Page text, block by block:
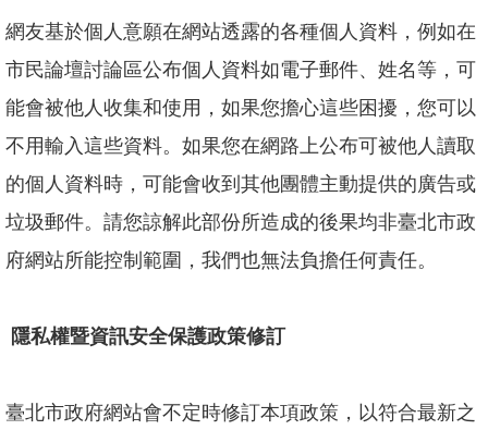
網友基於個人意願在網站透露的各種個人資料，例如在
市民論壇討論區公布個人資料如電子郵件、姓名等，可
能會被他人收集和使用，如果您擔心這些困擾，您可以
不用輸入這些資料。如果您在網路上公布可被他人讀取
的個人資料時，可能會收到其他團體主動提供的廣告或
垃圾郵件。請您諒解此部份所造成的後果均非臺北市政
府網站所能控制範圍，我們也無法負擔任何責任。
隱私權暨資訊安全保護政策修訂
臺北市政府網站會不定時修訂本項政策，以符合最新之